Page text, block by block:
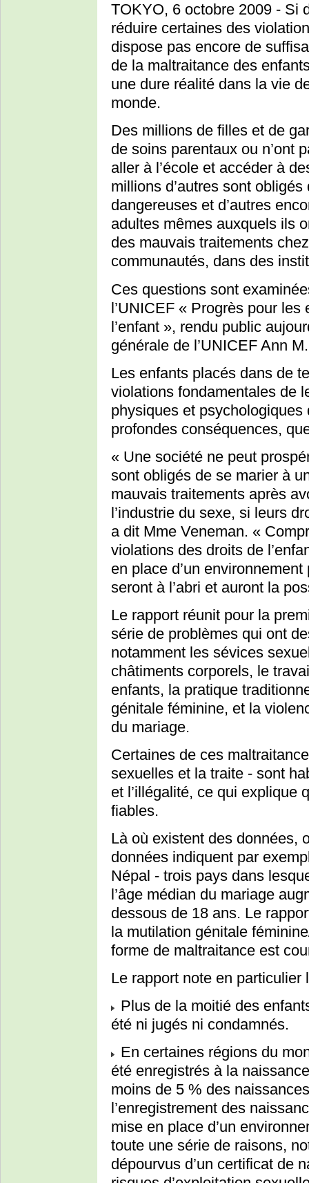
TOKYO, 6 octobre 2009 - Si
réduire certaines des
dispose pas encore de
de la maltraitance des
une dure réalité dans la vie
monde.
Des millions de filles et de
de soins parentaux ou n’ont
aller à l’école et accéder à
millions d’autres sont
dangereuses et d’autres
adultes mêmes auxquels ils
des mauvais traitements
communautés, dans des
Ces questions sont
l’UNICEF « Progrès pour
l’enfant », rendu public
générale de l’UNICEF Ann
Les enfants placés dans de
violations fondamentales de
physiques et psychologiques
profondes conséquences,
« Une société ne peut
sont obligés de se marier à
mauvais traitements après
l’industrie du sexe, si leurs
a dit Mme Veneman. «
violations des droits de
en place d’un
seront à l’abri et auront la
Le rapport réunit pour la
série de problèmes qui ont
notamment les sévices
châtiments corporels, le
enfants, la pratique
génitale féminine, et la
du mariage.
Certaines de ces
sexuelles et la traite - sont
et l’illégalité, ce qui explique
fiables.
Là où existent des données,
données indiquent par
Népal - trois pays dans
l’âge médian du mariage
dessous de 18 ans. Le
la mutilation génitale
forme de maltraitance est
Le rapport note en particulier
Plus de la moitié des
été ni jugés ni condamnés.
En certaines régions du
été enregistrés à la
moins de 5 % des
l’enregistrement des
mise en place d’un
toute une série de raisons,
dépourvus d’un certificat de